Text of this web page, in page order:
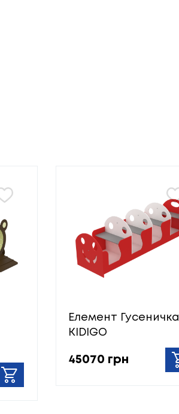
Елемент Гусеничка
KIDIGO
45070 грн